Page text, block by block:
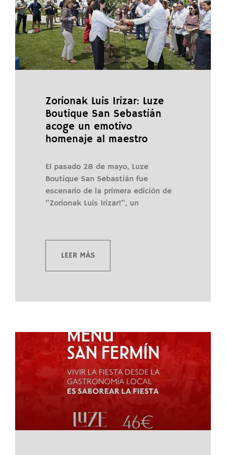
Zorionak Luis Irizar: Luze
Boutique San Sebastián
acoge un emotivo
homenaje al maestro
El pasado 28 de mayo, Luze
Boutique San Sebastián fue
escenario de la primera edición de
“Zorionak Luis Irizar!”, un
LEER MÁS